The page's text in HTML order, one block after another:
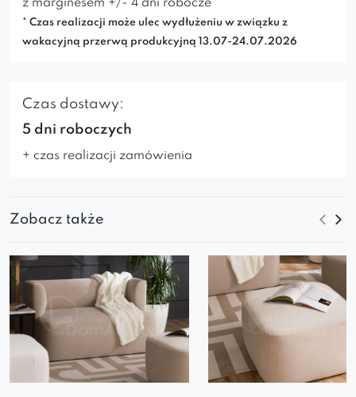
z marginesem +/- 4 dni robocze
* Czas realizacji może ulec wydłużeniu w związku z
wakacyjną przerwą produkcyjną 13.07-24.07.2026
Czas dostawy:
5 dni roboczych
+ czas realizacji zamówienia
Zobacz także